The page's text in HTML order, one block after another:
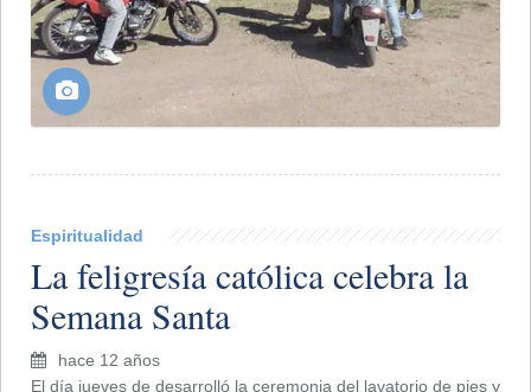
Espiritualidad
La feligresía católica celebra la
Semana Santa
hace 12 años
El día jueves de desarrolló la ceremonia del lavatorio de pies y